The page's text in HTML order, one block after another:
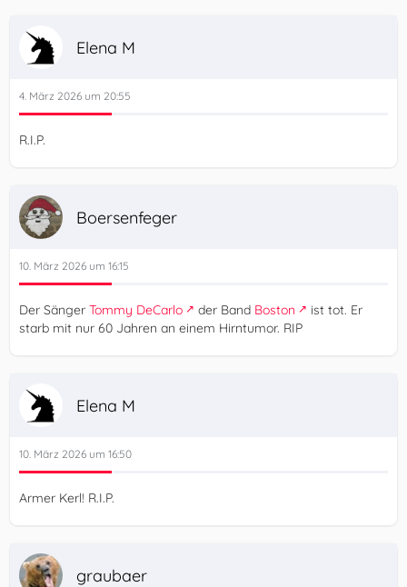
Elena M
4. März 2026 um 20:55
R.I.P.
Boersenfeger
10. März 2026 um 16:15
Der Sänger Tommy DeCarlo der Band Boston
ist tot. Er
starb mit nur 60 Jahren an einem Hirntumor. RIP
Elena M
10. März 2026 um 16:50
Armer Kerl! R.I.P.
graubaer